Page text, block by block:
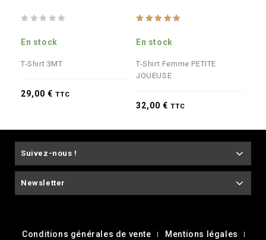
out
5
En stock
T-Shirt 3MT
29,00 € TTC
out of 5
En stock
T-Shirt Femme PETITE
JOUEUSE
32,00 € TTC
Suivez-nous !
Newsletter
Conditions générales de vente Mentions légales